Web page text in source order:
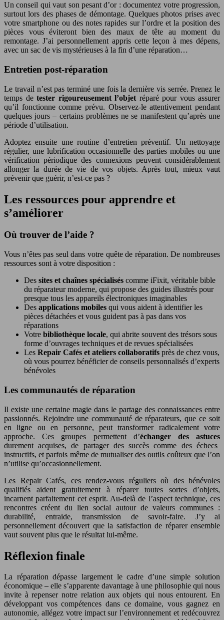
Un conseil qui vaut son pesant d’or : documentez votre progression,
surtout lors des phases de démontage. Quelques photos prises avec
votre smartphone ou des notes rapides sur l’ordre et la position des
pièces vous éviteront bien des maux de tête au moment du
remontage. J’ai personnellement appris cette leçon à mes dépens,
avec un sac de vis mystérieuses à la fin d’une réparation…
Entretien post-réparation
Le travail n’est pas terminé une fois la dernière vis serrée. Prenez le
temps de tester rigoureusement l’objet réparé pour vous assurer
qu’il fonctionne comme prévu. Observez-le attentivement pendant
quelques jours – certains problèmes ne se manifestent qu’après une
période d’utilisation.
Adoptez ensuite une routine d’entretien préventif. Un nettoyage
régulier, une lubrification occasionnelle des parties mobiles ou une
vérification périodique des connexions peuvent considérablement
allonger la durée de vie de vos objets. Après tout, mieux vaut
prévenir que guérir, n’est-ce pas ?
Les ressources pour apprendre et
s’améliorer
Où trouver de l’aide ?
Vous n’êtes pas seul dans votre quête de réparation. De nombreuses
ressources sont à votre disposition :
Des sites et chaînes spécialisés comme iFixit, véritable bible
du réparateur moderne, qui propose des guides illustrés pour
presque tous les appareils électroniques imaginables
Des applications mobiles qui vous aident à identifier les
pièces détachées et vous guident pas à pas dans vos
réparations
Votre bibliothèque locale, qui abrite souvent des trésors sous
forme d’ouvrages techniques et de revues spécialisées
Les Repair Cafés et ateliers collaboratifs près de chez vous,
où vous pourrez bénéficier de conseils personnalisés d’experts
bénévoles
Les communautés de réparation
Il existe une certaine magie dans le partage des connaissances entre
passionnés. Rejoindre une communauté de réparateurs, que ce soit
en ligne ou en personne, peut transformer radicalement votre
approche. Ces groupes permettent d’échanger des astuces
durement acquises, de partager des succès comme des échecs
instructifs, et parfois même de mutualiser des outils coûteux que l’on
n’utilise qu’occasionnellement.
Les Repair Cafés, ces rendez-vous réguliers où des bénévoles
qualifiés aident gratuitement à réparer toutes sortes d’objets,
incarnent parfaitement cet esprit. Au-delà de l’aspect technique, ces
rencontres créent du lien social autour de valeurs communes :
durabilité, entraide, transmission de savoir-faire. J’y ai
personnellement découvert que la satisfaction de réparer ensemble
vaut souvent plus que le résultat lui-même.
Réflexion finale
La réparation dépasse largement le cadre d’une simple solution
économique – elle s’apparente davantage à une philosophie qui nous
invite à repenser notre relation aux objets qui nous entourent. En
développant vos compétences dans ce domaine, vous gagnez en
autonomie, allégez votre impact sur l’environnement et redécouvrez